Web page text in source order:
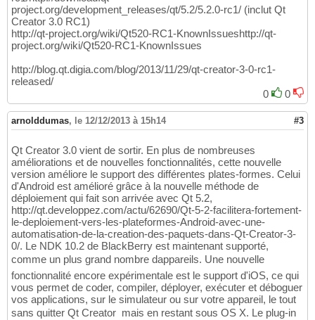
project.org/development_releases/qt/5.2/5.2.0-rc1/ (inclut Qt
Creator 3.0 RC1)
http://qt-project.org/wiki/Qt520-RC1-KnownIssueshttp://qt-
project.org/wiki/Qt520-RC1-KnownIssues
http://blog.qt.digia.com/blog/2013/11/29/qt-creator-3-0-rc1-
released/
0
0
arnolddumas, le 12/12/2013 à 15h14 #3
Qt Creator 3.0 vient de sortir. En plus de nombreuses
améliorations et de nouvelles fonctionnalités, cette nouvelle
version améliore le support des différentes plates-formes. Celui
d'Android est amélioré grâce à la nouvelle méthode de
déploiement qui fait son arrivée avec Qt 5.2,
http://qt.developpez.com/actu/62690/Qt-5-2-facilitera-fortement-
le-deploiement-vers-les-plateformes-Android-avec-une-
automatisation-de-la-creation-des-paquets-dans-Qt-Creator-3-
0/. Le NDK 10.2 de BlackBerry est maintenant supporté,
comme un plus grand nombre dappareils. Une nouvelle
fonctionnalité encore expérimentale est le support d'iOS, ce qui
vous permet de coder, compiler, déployer, exécuter et déboguer
vos applications, sur le simulateur ou sur votre appareil, le tout
sans quitter Qt Creator  mais en restant sous OS X. Le plug-in